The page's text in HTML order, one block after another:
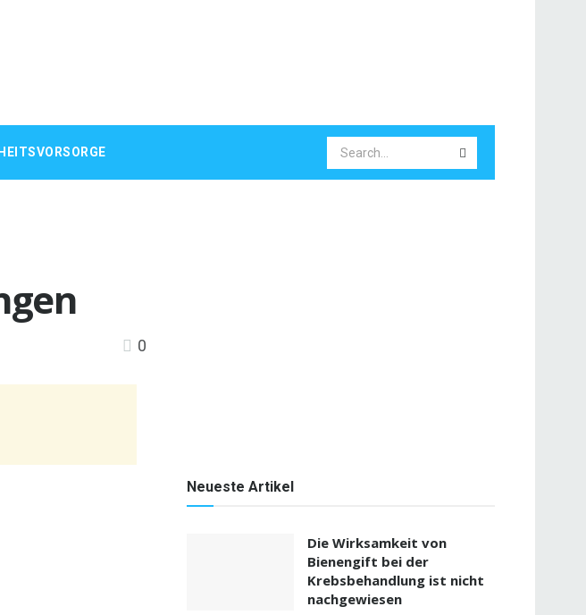
0
Neueste Artikel
Die Wirksamkeit von
Bienengift bei der
Krebsbehandlung ist nicht
nachgewiesen